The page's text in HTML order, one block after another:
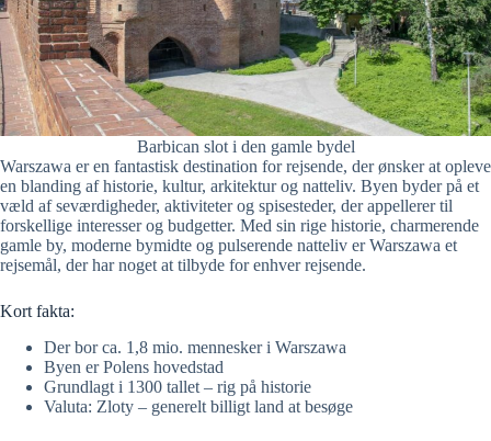
Barbican slot i den gamle bydel
Warszawa er en fantastisk destination for rejsende, der ønsker at opleve
en blanding af historie, kultur, arkitektur og natteliv. Byen byder på et
væld af seværdigheder, aktiviteter og spisesteder, der appellerer til
forskellige interesser og budgetter. Med sin rige historie, charmerende
gamle by, moderne bymidte og pulserende natteliv er Warszawa et
rejsemål, der har noget at tilbyde for enhver rejsende.
Kort fakta:
Der bor ca. 1,8 mio. mennesker i Warszawa
Byen er Polens hovedstad
Grundlagt i 1300 tallet – rig på historie
Valuta: Zloty – generelt billigt land at besøge